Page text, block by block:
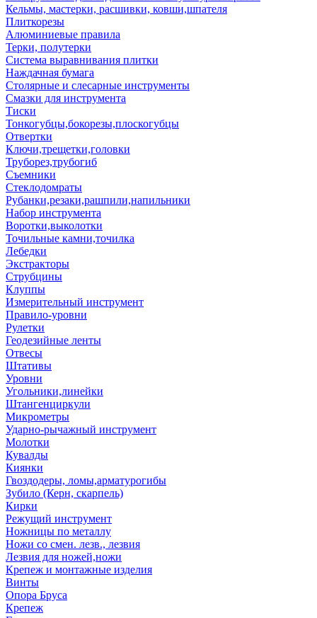
Кельмы, мастерки, расшивки, ковши,шпателя
Плиткорезы
Алюминиевые правила
Терки, полутерки
Система выравнивания плитки
Наждачная бумага
Столярные и слесарные инструменты
Смазки для инструмента
Тиски
Тонкогубцы,бокорезы,плоскогубцы
Отвертки
Ключи,трещетки,головки
Труборез,трубогиб
Съемники
Стеклодомраты
Рубанки,резаки,рашпили,напильники
Набор инструмента
Воротки,выколотки
Точильные камни,точилка
Лебедки
Экстракторы
Струбцины
Клуппы
Измерительный инструмент
Правило-уровни
Рулетки
Геодезийные ленты
Отвесы
Штативы
Уровни
Угольники,линейки
Штангенциркули
Микрометры
Ударно-рычажный инструмент
Молотки
Кувалды
Киянки
Гвоздодеры, ломы,арматурогибы
Зубило (Керн, скарпель)
Кирки
Режущий инструмент
Ножницы по металлу
Ножи со смен. лезв., лезвия
Лезвия для ножей,ножи
Крепеж и монтажные изделия
Винты
Опора Бруса
Крепеж